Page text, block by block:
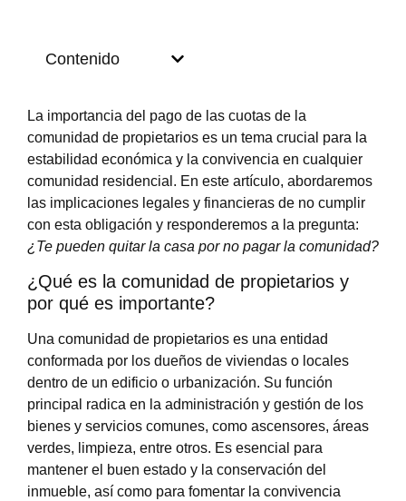
Contenido
La importancia del pago de las cuotas de la
comunidad de propietarios es un tema crucial para la
estabilidad económica y la convivencia en cualquier
comunidad residencial. En este artículo, abordaremos
las implicaciones legales y financieras de no cumplir
con esta obligación y responderemos a la pregunta:
¿Te pueden quitar la casa por no pagar la comunidad?
¿Qué es la comunidad de propietarios y
por qué es importante?
Una comunidad de propietarios es una entidad
conformada por los dueños de viviendas o locales
dentro de un edificio o urbanización. Su función
principal radica en la administración y gestión de los
bienes y servicios comunes, como ascensores, áreas
verdes, limpieza, entre otros. Es esencial para
mantener el buen estado y la conservación del
inmueble, así como para fomentar la convivencia